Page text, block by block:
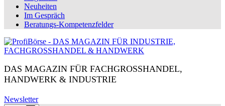
Neuheiten
Im Gespräch
Beratungs-Kompetenzfelder
DAS MAGAZIN FÜR FACHGROSSHANDEL,
HANDWERK & INDUSTRIE
Newsletter